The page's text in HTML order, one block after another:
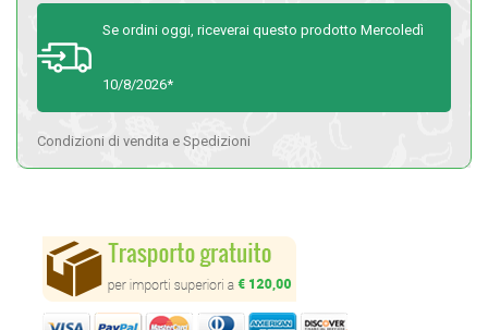
Se ordini oggi, riceverai questo prodotto Mercoledì
10/8/2026*
Condizioni di vendita e Spedizioni